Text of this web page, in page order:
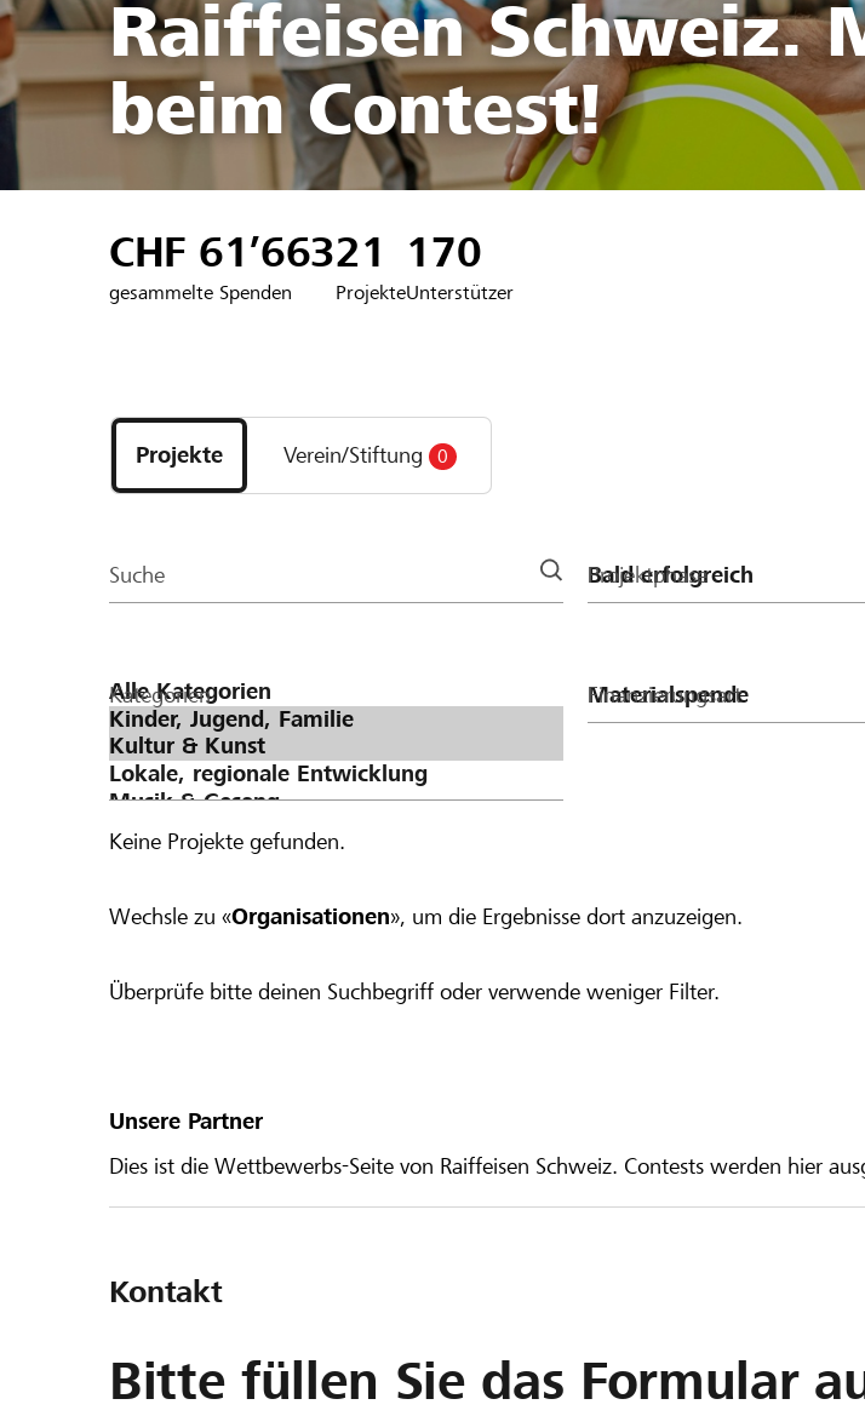
Raiffeisen Schweiz.
beim Contest!
CHF 61’663
gesammelte Spenden
21
Projekte
170
Unterstützer
Projekte
und
Organisationen
Projekte Verein/Stiftung 0
Suche Projektphase
Kategorien Finanzierungsart
Keine Projekte gefunden.
Wechsle zu «Organisationen», um die Ergebnisse dort anzuzeigen.
Überprüfe bitte deinen Suchbegriff oder verwende weniger Filter.
Unsere Partner
Dies ist die Wettbewerbs-Seite von Raiffeisen Schweiz. Contests werden hier
Kontakt
Bitte füllen Sie das Formular